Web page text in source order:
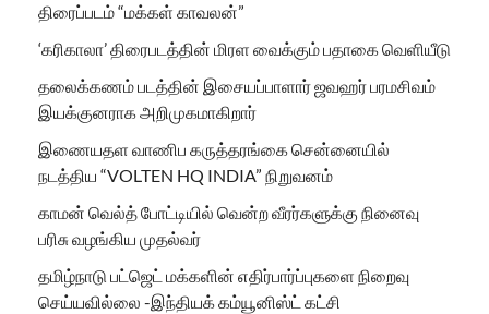
திரைப்படம் “மக்கள் காவலன்”
‘கரிகாலா’ திரைபடத்தின் மிரள வைக்கும் பதாகை வெளியீடு
தலைக்கணம் படத்தின் இசையப்பாளார் ஜவஹர் பரமசிவம்
இயக்குனராக அறிமுகமாகிறார்
இணையதள வாணிப கருத்தரங்கை சென்னையில்
நடத்திய “VOLTEN HQ INDIA” நிறுவனம்
காமன் வெல்த் போட்டியில் வென்ற வீரர்களுக்கு நினைவு
பரிசு வழங்கிய முதல்வர்
தமிழ்நாடு பட்ஜெட் மக்களின் எதிர்பார்ப்புகளை நிறைவு
செய்யவில்லை -இந்தியக் கம்யூனிஸ்ட் கட்சி